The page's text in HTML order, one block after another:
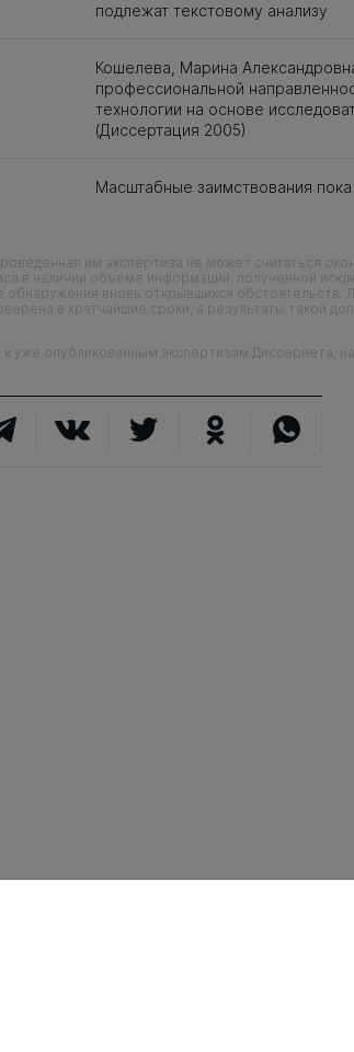
подлежат текстовому анализу
Кошелева, Марина
профессиональной
технологии на основе
(Диссертация 2005)
Масштабные заимствования
им экспертиза не может считаться
в наличии объеме информации, полученной
вновь открывшихся
в кратчайшие сроки, а результаты такой
опубликованным экспертизам Диссернета,